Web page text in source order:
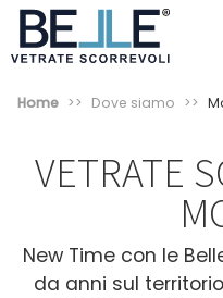
Home Dove siamo
VETRATE
New Time con le
da anni sul